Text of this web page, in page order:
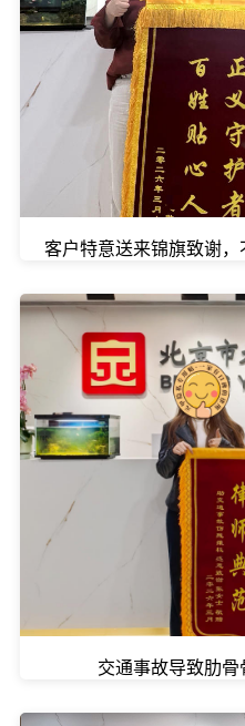
客户特意送来锦旗致谢
交通事故导致肋骨